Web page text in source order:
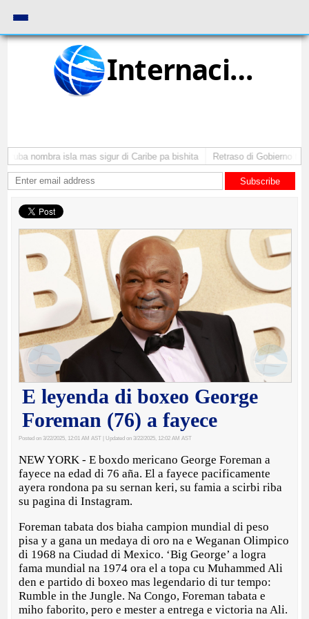
Internacional
nombra isla mas sigur di Caribe pa bishita Retraso di Gobierno ta
Subscribe
E leyenda di boxeo George
Foreman (76) a fayece
Posted on 3/22/2025, 12:01 AM AST | Updated on 3/22/2025, 12:02 AM AST
NEW YORK - E boxdo mericano George Foreman a
fayece na edad di 76 aña. El a fayece pacificamente
ayera rondona pa su sernan keri, su famia a scirbi riba
su pagina di Instagram.
Foreman tabata dos biaha campion mundial di peso
pisa y a gana un medaya di oro na e Weganan Olimpico
di 1968 na Ciudad di Mexico. ‘Big George’ a logra
fama mundial na 1974 ora el a topa cu Muhammed Ali
den e partido di boxeo mas legendario di tur tempo:
Rumble in the Jungle. Na Congo, Foreman tabata e
miho faborito, pero e mester a entrega e victoria na Ali.